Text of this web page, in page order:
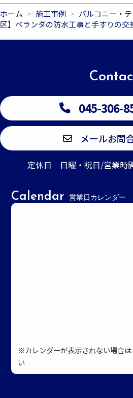
ホーム 施工事例 バルコニー・
区】ベランダの防水工事と手すりの
045-306-
メールお問
定休日 日曜・祝日/営業時
Calendar 営業日カレンダー
※カレンダーが表示されない場合は
い